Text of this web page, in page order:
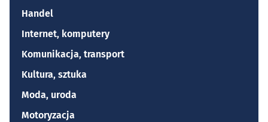
Handel
Internet, komputery
Komunikacja, transport
Kultura, sztuka
Moda, uroda
Motoryzacja